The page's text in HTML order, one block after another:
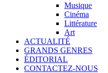
Musique
Cinéma
Littérature
Art
ACTUALITÉ
GRANDS GENRES
ÉDITORIAL
CONTACTEZ-NOUS